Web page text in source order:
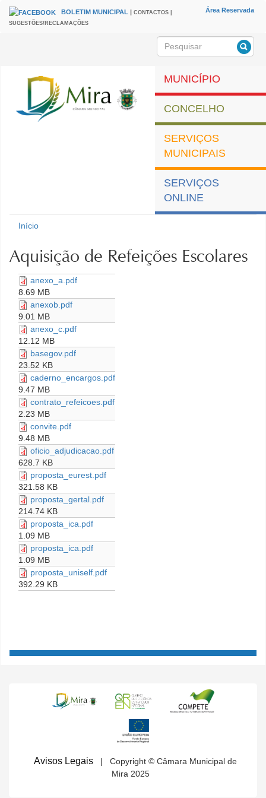
Passar para o conteúdo principal
HEADER
BOLETIM MUNICIPAL | CONTACTOS |
SUGESTÕES/RECLAMAÇÕES
secundário
Área Reservada
Formulário de
pesquisa
Pesquisar
MUNICÍPIO
CONCELHO
SERVIÇOS
MUNICIPAIS
SERVIÇOS
ONLINE
Início
Aquisição de Refeições Escolares
anexo_a.pdf
8.69 MB
anexob.pdf
9.01 MB
anexo_c.pdf
12.12 MB
basegov.pdf
23.52 KB
caderno_encargos.pdf
9.47 MB
contrato_refeicoes.pdf
2.23 MB
convite.pdf
9.48 MB
oficio_adjudicacao.pdf
628.7 KB
proposta_eurest.pdf
321.58 KB
proposta_gertal.pdf
214.74 KB
proposta_ica.pdf
1.09 MB
proposta_ica.pdf
1.09 MB
proposta_uniself.pdf
392.29 KB
Avisos Legais
| Copyright © Câmara Municipal de
Mira 2025